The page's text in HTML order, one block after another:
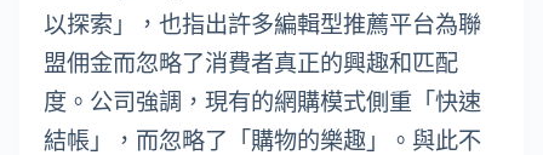
以探索」，也指出許多編輯型推薦平台為聯
盟佣金而忽略了消費者真正的興趣和匹配
度。公司強調，現有的網購模式側重「快速
結帳」，而忽略了「購物的樂趣」。與此不